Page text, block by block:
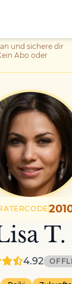
und sichere dir
Abo oder
T.
4.92